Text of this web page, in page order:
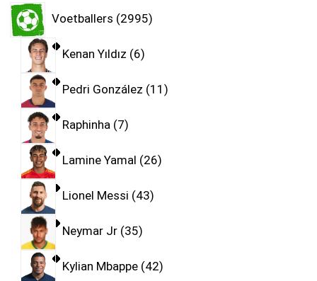
Voetballers 2995
Kenan Yıldız 6
Pedri González 11
Raphinha 7
Lamine Yamal 26
Lionel Messi 43
Neymar Jr 35
Kylian Mbappe 42